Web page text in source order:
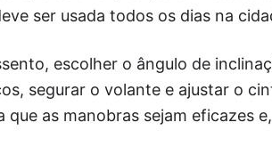
ser usada todos os dias na
escolher o ângulo de
segurar o volante e ajustar o
que as manobras sejam eficazes